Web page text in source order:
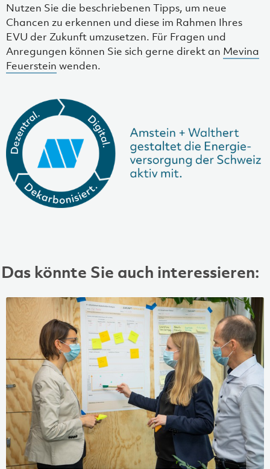
Nutzen Sie die beschriebenen Tipps, um neue
Chancen zu erkennen und diese im Rahmen Ihres
EVU der Zukunft umzusetzen. Für Fragen und
Anregungen können Sie sich gerne direkt an Mevina
Feuerstein wenden.
Das könnte Sie auch interessieren: